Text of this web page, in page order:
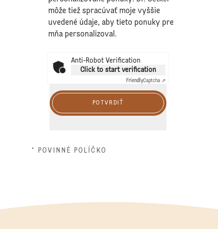
môže tiež spracúvať moje vyššie
uvedené údaje, aby tieto ponuky pre
mňa personalizoval.
Anti-Robot Verification
Click to start verification
FriendlyCaptcha ⇗
POTVRDIŤ
* POVINNÉ POLÍČKO